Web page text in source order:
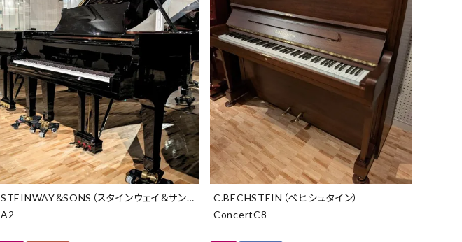
STEINWAY＆SONS（スタインウェイ＆サンズ）
A2
C.BECHSTEIN（ベヒシュタイン）
ConcertC8